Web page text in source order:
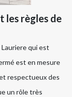
les règles de
qui est
est en mesure
respectueux des
un rôle très